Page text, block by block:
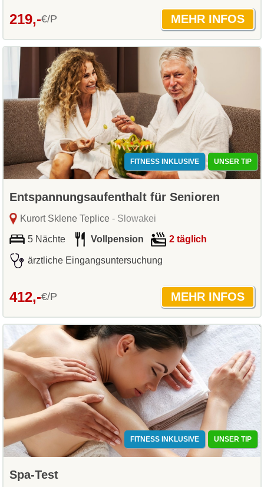
219,-€/P
FITNESS INKLUSIVE UNSER TIP
Entspannungsaufenthalt für Senioren
Kurort Sklene Teplice- Slowakei
5 Nächte Vollpension 2 täglich
ärztliche Eingangsuntersuchung
412,-€/P
FITNESS INKLUSIVE UNSER TIP
Spa-Test